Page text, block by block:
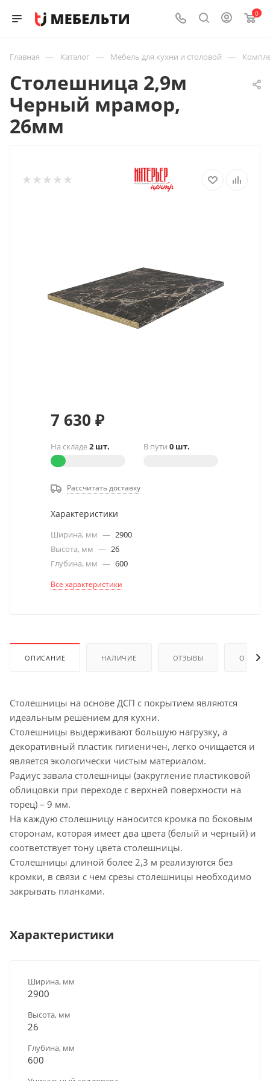
0
Главная — Каталог — Мебель для кухни и столовой —
Столешница 2,9м
Черный мрамор,
26мм
7 630 ₽
На складе2 шт. В пути 0 шт.
Рассчитать доставку
Характеристики
Ширина, мм — 2900
Высота, мм — 26
Глубина, мм — 600
Все характеристики
ОПИСАНИЕ НАЛИЧИЕ ОТЗЫВЫ ОПЛАТА
Столешницы на основе ДСП с покрытием являются
идеальным решением для кухни.
Столешницы выдерживают большую нагрузку, а
декоративный пластик гигиеничен, легко очищается и
является экологически чистым материалом.
Радиус завала столешницы (закругление пластиковой
облицовки при переходе с верхней поверхности на
торец) – 9 мм.
На каждую столешницу наносится кромка по боковым
сторонам, которая имеет два цвета (белый и черный) и
соответствует тону цвета столешницы.
Столешницы длиной более 2,3 м реализуются без
кромки, в связи с чем срезы столешницы необходимо
закрывать планками.
Характеристики
Ширина, мм
2900
Высота, мм
26
Глубина, мм
600